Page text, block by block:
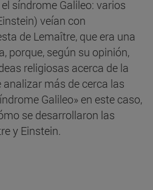
síndrome Galileo: varios
veían con
de Lemaître, que era una
porque, según su opinión,
religiosas acerca de la
más de cerca las
Galileo» en este caso,
se desarrollaron las
y Einstein.